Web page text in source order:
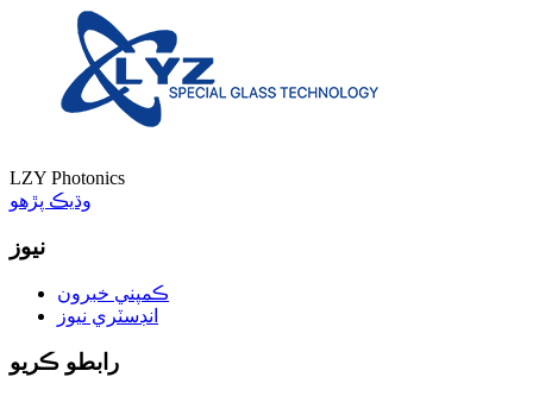
LZY Photonics
وڌيڪ پڙهو
نيوز
ڪمپني خبرون
انڊسٽري نيوز
رابطو ڪريو